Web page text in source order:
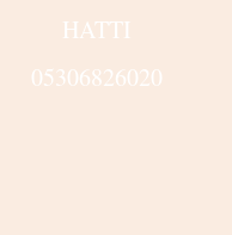
HATTI
05306826020